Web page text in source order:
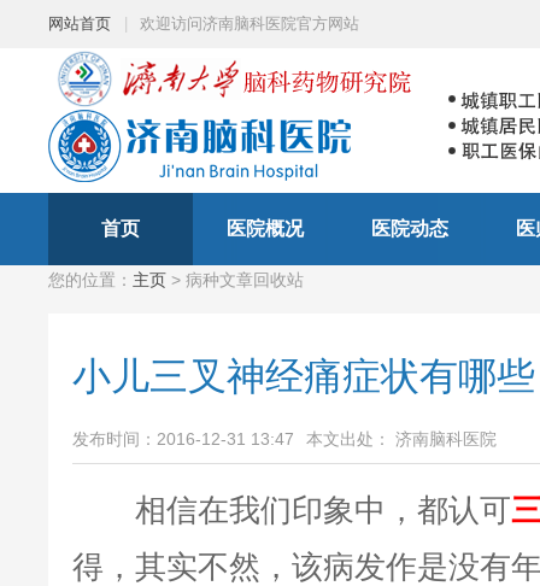
网站首页 欢迎访问济南脑科医院官方网站
首页 医院概况 医院动态
您的位置： 主页 > 病种文章回收站
小儿三叉神经痛症状有哪些
发布时间：2016-12-31 13:47 本文出处： 济南脑科医院
相信在我们印象中，都认可
得，其实不然，该病发作是没有